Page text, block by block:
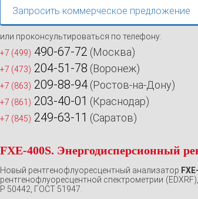
Запросить коммерческое предложение
или проконсультироваться по телефону:
+7 (499) 490-67-72 (Москва)
+7 (473) 204-51-78 (Воронеж)
+7 (863) 209-88-94 (Ростов-на-Дону)
+7 (861) 203-40-01 (Краснодар)
+7 (845) 249-63-11 (Саратов)
FXE-400S. Энергодисперсионный
Новый рентгенофлуоресцентный анализатор
рентгенофлуоресцентной спектрометрии
Р 50442, ГОСТ 51947.